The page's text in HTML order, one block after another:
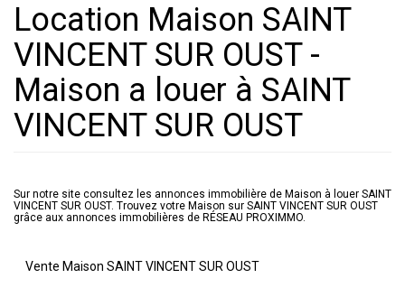
Location Maison SAINT
VINCENT SUR OUST -
Maison a louer à SAINT
VINCENT SUR OUST
Sur notre site consultez les annonces immobilière de Maison à louer SAINT
VINCENT SUR OUST. Trouvez votre Maison sur SAINT VINCENT SUR OUST
grâce aux annonces immobilières de RÉSEAU PROXIMMO.
Vente Maison SAINT VINCENT SUR OUST